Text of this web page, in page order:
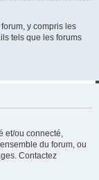
y compris les
tels que les forums
et/ou connecté,
du forum, ou
Contactez